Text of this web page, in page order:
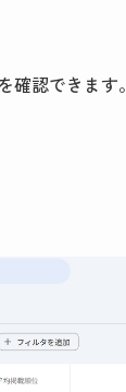
確認できます。